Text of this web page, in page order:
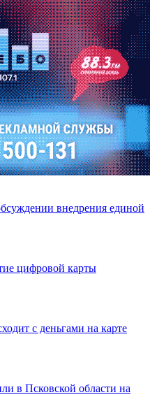
внедрения единой
цифровой карты
с деньгами на карте
в Псковской области на